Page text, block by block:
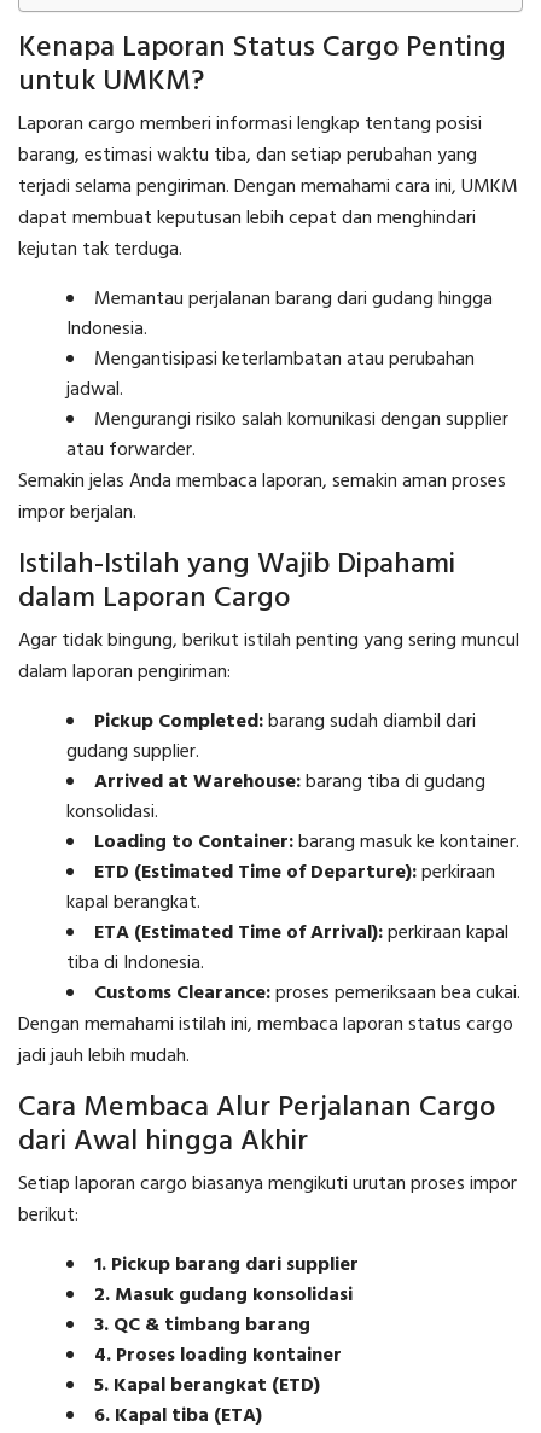
Kenapa Laporan Status Cargo Penting
untuk UMKM?
Laporan cargo memberi informasi lengkap tentang posisi
barang, estimasi waktu tiba, dan setiap perubahan yang
terjadi selama pengiriman. Dengan memahami cara ini, UMKM
dapat membuat keputusan lebih cepat dan menghindari
kejutan tak terduga.
Memantau perjalanan barang dari gudang hingga
Indonesia.
Mengantisipasi keterlambatan atau perubahan
jadwal.
Mengurangi risiko salah komunikasi dengan supplier
atau forwarder.
Semakin jelas Anda membaca laporan, semakin aman proses
impor berjalan.
Istilah-Istilah yang Wajib Dipahami
dalam Laporan Cargo
Agar tidak bingung, berikut istilah penting yang sering muncul
dalam laporan pengiriman:
Pickup Completed:barang sudah diambil dari
gudang supplier.
Arrived at Warehouse:barang tiba di gudang
konsolidasi.
Loading to Container:barang masuk ke kontainer.
ETD (Estimated Time of Departure):perkiraan
kapal berangkat.
ETA (Estimated Time of Arrival):perkiraan kapal
tiba di Indonesia.
Customs Clearance:proses pemeriksaan bea cukai.
Dengan memahami istilah ini, membaca laporan status cargo
jadi jauh lebih mudah.
Cara Membaca Alur Perjalanan Cargo
dari Awal hingga Akhir
Setiap laporan cargo biasanya mengikuti urutan proses impor
berikut:
1. Pickup barang dari supplier
2. Masuk gudang konsolidasi
3. QC & timbang barang
4. Proses loading kontainer
5. Kapal berangkat (ETD)
6. Kapal tiba (ETA)